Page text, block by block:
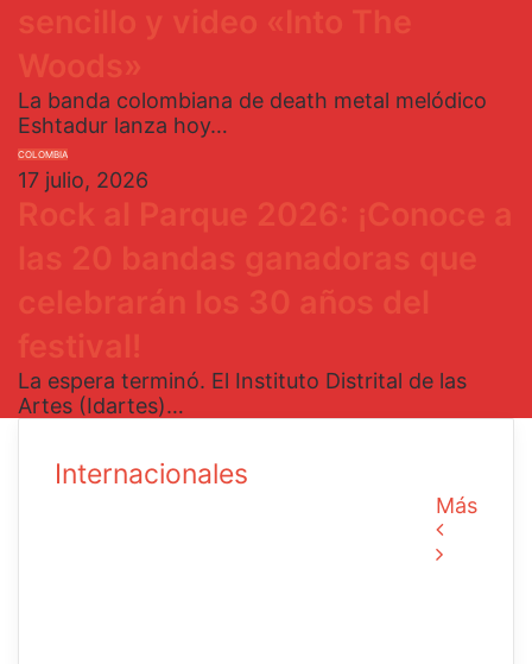
sencillo y video «Into The
Woods»
La banda colombiana de death metal melódico
Eshtadur lanza hoy…
COLOMBIA
17 julio, 2026
Rock al Parque 2026: ¡Conoce a
las 20 bandas ganadoras que
celebrarán los 30 años del
festival!
La espera terminó. El Instituto Distrital de las
Artes (Idartes)…
Internacionales
Más